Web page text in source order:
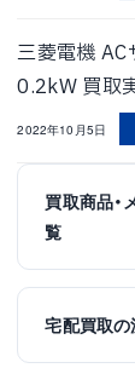
三菱電機 AC
0.2kW 買取
2022年10月5日
買取商品・
覧
宅配買取の